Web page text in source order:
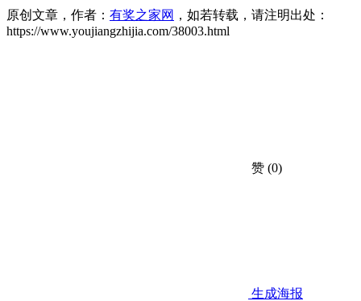
原创文章，作者： 有奖之家网 ，如若转载，请注明出处：
https://www.youjiangzhijia.com/38003.html
赞 (0)
生成海报